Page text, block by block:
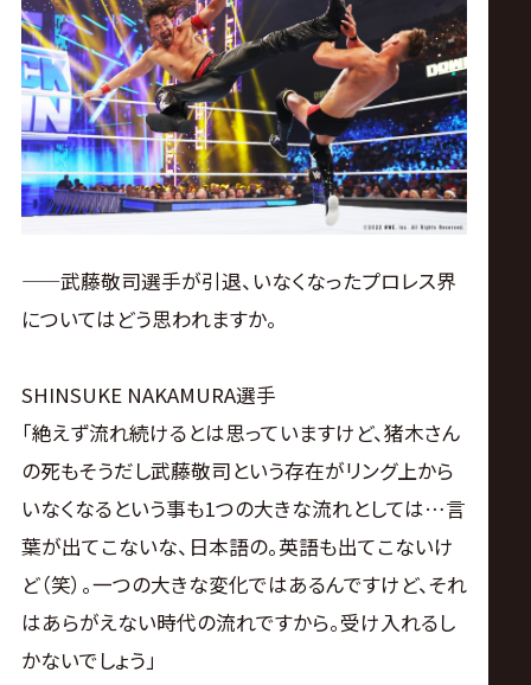
——武藤敬司選手が引退、いなくなったプロレス界
についてはどう思われますか。
SHINSUKE NAKAMURA選手
「絶えず流れ続けるとは思っていますけど、猪木さん
の死もそうだし武藤敬司という存在がリング上から
いなくなるという事も1つの大きな流れとしては…言
葉が出てこないな、日本語の。英語も出てこないけ
ど（笑）。一つの大きな変化ではあるんですけど、それ
はあらがえない時代の流れですから。受け入れるし
かないでしょう」